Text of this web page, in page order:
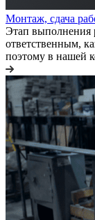
Монтаж, сдача
Этап выполнения
ответственным,
поэтому в нашей